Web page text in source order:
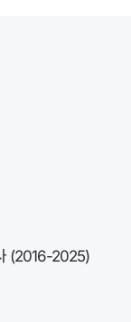
(2016-2025)